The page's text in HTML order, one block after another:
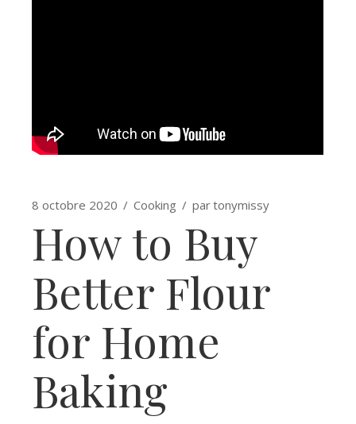
8 octobre 2020 Cooking partonymissy
How to Buy
Better Flour
for Home
Baking